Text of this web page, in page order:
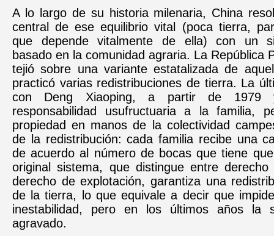
A lo largo de su historia milenaria, China
central de ese equilibrio vital (poca tierra,
que depende vitalmente de ella) con un
basado en la comunidad agraria. La República
tejió sobre una variante estatalizada de
practicó varias redistribuciones de tierra. La
con Deng Xiaoping, a partir de 1979
responsabilidad usufructuaria a la familia,
propiedad en manos de la colectividad
de la redistribución: cada familia recibe una
de acuerdo al número de bocas que tiene
original sistema, que distingue entre
derecho de explotación, garantiza una
de la tierra, lo que equivale a decir que
inestabilidad, pero en los últimos años la
agravado.